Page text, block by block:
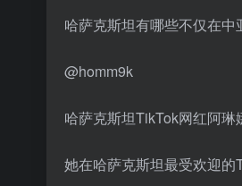
哈萨克斯坦有哪些不仅在
@homm9k
哈萨克斯坦TikTok网红阿琳
她在哈萨克斯坦最受欢迎的